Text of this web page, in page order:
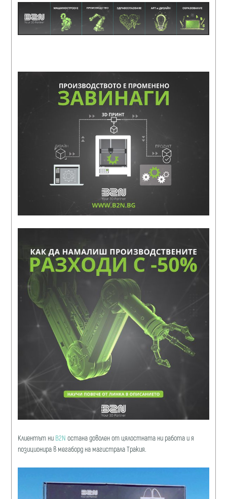
Клиентът ни B2N остана доволен от цялостната ни работа и я
позиционира в мегаборд на магистрала Тракия.